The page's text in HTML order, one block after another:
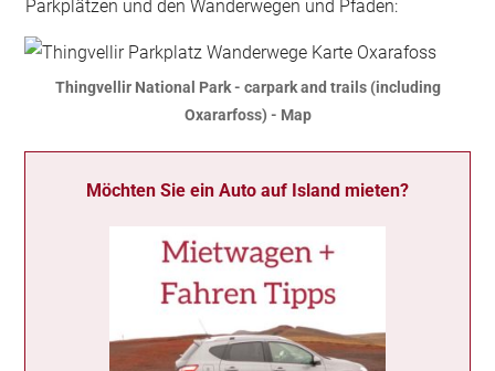
Parkplätzen und den Wanderwegen und Pfaden:
Thingvellir National Park - carpark and trails (including
Oxararfoss) - Map
Möchten Sie ein Auto auf Island mieten?